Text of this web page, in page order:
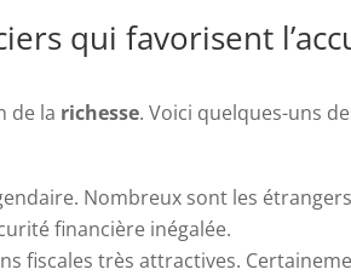
qui favorisent
de la richesse. Voici quelques-uns
Nombreux sont les
financière inégalée.
fiscales très attractives.